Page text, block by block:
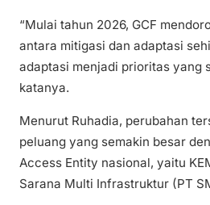
“Mulai tahun 2026, GCF
antara mitigasi dan adaptasi
adaptasi menjadi prioritas yang
katanya.
Menurut Ruhadia, perubahan
peluang yang semakin besar
Access Entity nasional, yaitu
Sarana Multi Infrastruktur (PT